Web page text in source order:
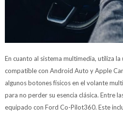
En cuanto al sistema multimedia, utiliza la
compatible con Android Auto y Apple
algunos botones físicos en el volante
para no perder su esencia clásica. Entre
equipado con Ford Co-Pilot360. Este